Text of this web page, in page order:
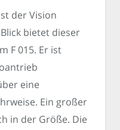
der Vision
bietet dieser
F 015. Er ist
eine
Ein großer
in der Größe. Die